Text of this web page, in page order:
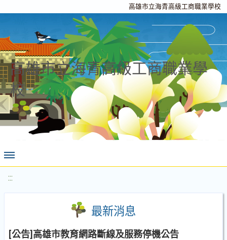
高雄市立海青高級工商職業學校
高雄市立海青高級工商職業學
校
:::
最新消息
[公告]高雄市教育網路斷線及服務停機公告